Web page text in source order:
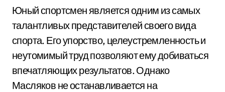
Юный спортсмен является одним из самых
талантливых представителей своего вида
спорта. Его упорство, целеустремленность и
неутомимый труд позволяют ему добиваться
впечатляющих результатов. Однако
Масляков не останавливается на